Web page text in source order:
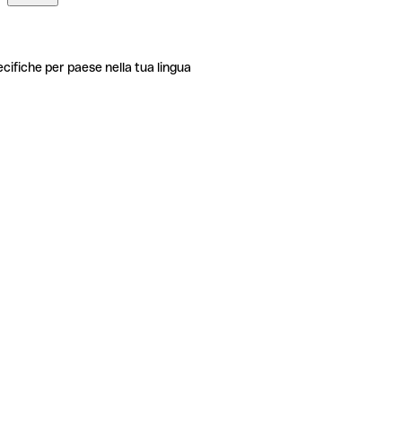
per paese nella tua lingua